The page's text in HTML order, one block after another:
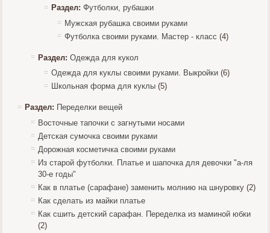
Раздел: Футболки, рубашки
Мужская рубашка своими руками
Футболка своими руками. Мастер - класс (4)
Раздел: Одежда для кукол
Одежда для куклы своими руками. Выкройки (6)
Школьная форма для куклы (5)
Раздел: Переделки вещей
Восточные тапочки с загнутыми носами
Детская сумочка своими руками
Дорожная косметичка своими руками
Из старой футболки. Платье и шапочка для девочки "а-ля
30-е годы"
Как в платье (сарафане) заменить молнию на шнуровку (2)
Как сделать из майки платье
Как сшить детский сарафан. Переделка из маминой юбки
(2)